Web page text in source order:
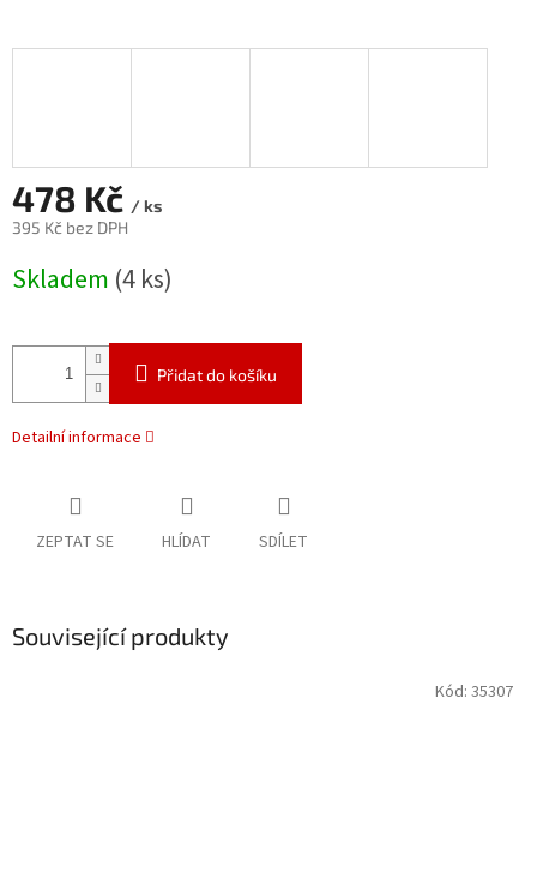
478 Kč / ks
395 Kč bez DPH
cena:
Skladem (4 ks)
Přidat do košíku
Detailní informace
ZEPTAT SE HLÍDAT SDÍLET
Související produkty
Kód: 35307